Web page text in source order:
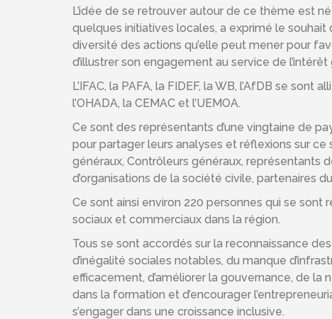
L’idée de se retrouver autour de ce thème est
quelques initiatives locales, a exprimé le souhait
diversité des actions qu’elle peut mener pour
d’illustrer son engagement au service de l’intérêt
L’IFAC, la PAFA, la FIDEF, la WB, l’AfDB se
l’OHADA, la CEMAC et l’UEMOA.
Ce sont des représentants d’une vingtaine de
pour partager leurs analyses et réflexions sur ce
généraux, Contrôleurs généraux, représentants
d’organisations de la société civile, partenaires
Ce sont ainsi environ 220 personnes qui se sont
sociaux et commerciaux dans la région.
Tous se sont accordés sur la reconnaissance
d’inégalité sociales notables, du manque
efficacement, d’améliorer la gouvernance, de la
dans la formation et d’encourager
s’engager dans une croissance inclusive.